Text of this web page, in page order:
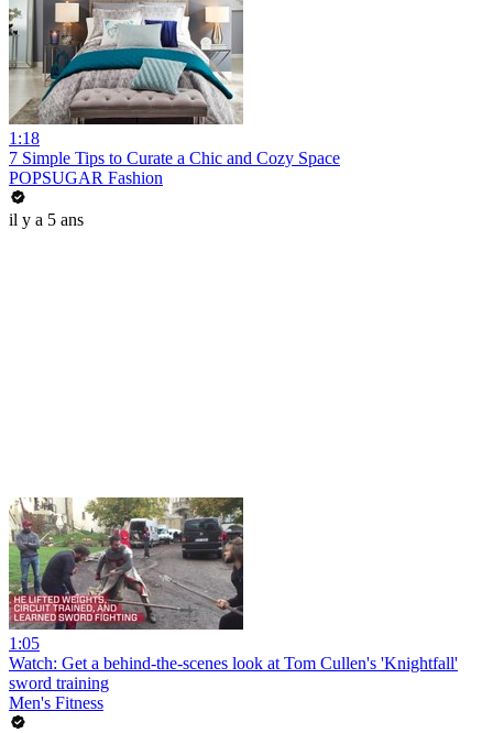
1:18
7 Simple Tips to Curate a Chic and Cozy Space
POPSUGAR Fashion
il y a 5 ans
1:05
Watch: Get a behind-the-scenes look at Tom Cullen's 'Knightfall'
sword training
Men's Fitness